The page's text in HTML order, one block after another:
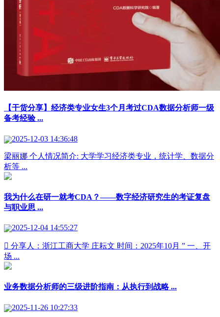
【干货分享】经济类专业女生3个月考过CDA数据分析师一级
备考经验 ...
2025-12-03 14:36:48
梁丽娜 个人情况简介: 大学学习经济类专业，统计学、数据分
析等 ...
我为什么在研一就考CDA？——数字经济研究生的考证复盘
与职业思 ...
2025-12-04 14:55:27
 分享人：浙江工商大学 庄耘文 时间：2025年10月 ” 一、开
场 ...
业务数据分析师的三级进阶指南：从执行到战略 ...
2025-11-26 10:27:33